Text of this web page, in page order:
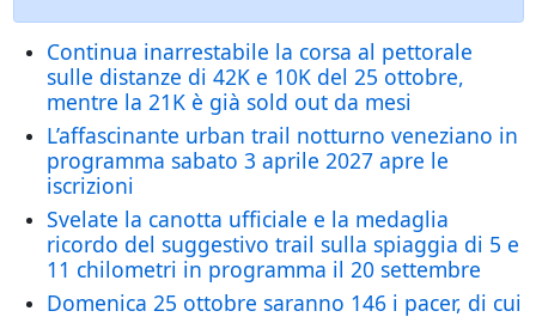
Continua inarrestabile la corsa al pettorale
sulle distanze di 42K e 10K del 25 ottobre,
mentre la 21K è già sold out da mesi
L’affascinante urban trail notturno veneziano in
programma sabato 3 aprile 2027 apre le
iscrizioni
Svelate la canotta ufficiale e la medaglia
ricordo del suggestivo trail sulla spiaggia di 5 e
11 chilometri in programma il 20 settembre
Domenica 25 ottobre saranno 146 i pacer, di cui